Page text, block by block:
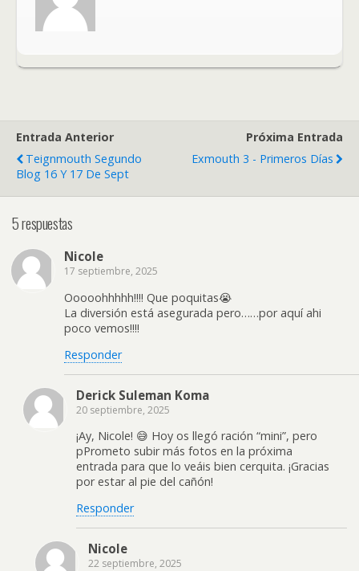
Entrada Anterior
Teignmouth Segundo
Blog 16 Y 17 De Sept
Próxima Entrada
Exmouth 3 - Primeros Días
5 respuestas
Nicole
17 septiembre, 2025
Ooooohhhhh!!!! Que poquitas😭
La diversión está asegurada pero……por aquí ahi
poco vemos!!!!
Responder
Derick Suleman Koma
20 septiembre, 2025
¡Ay, Nicole! 😅 Hoy os llegó ración “mini”, pero
pPrometo subir más fotos en la próxima
entrada para que lo veáis bien cerquita. ¡Gracias
por estar al pie del cañón!
Responder
Nicole
22 septiembre, 2025